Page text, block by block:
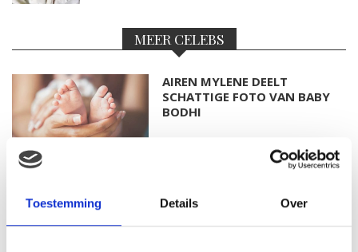
Toestemming Details Over
MEER CELEBS
AIREN MYLENE DEELT
SCHATTIGE FOTO VAN BABY
BODHI
MET DOCHTERTJE SCOTTIE